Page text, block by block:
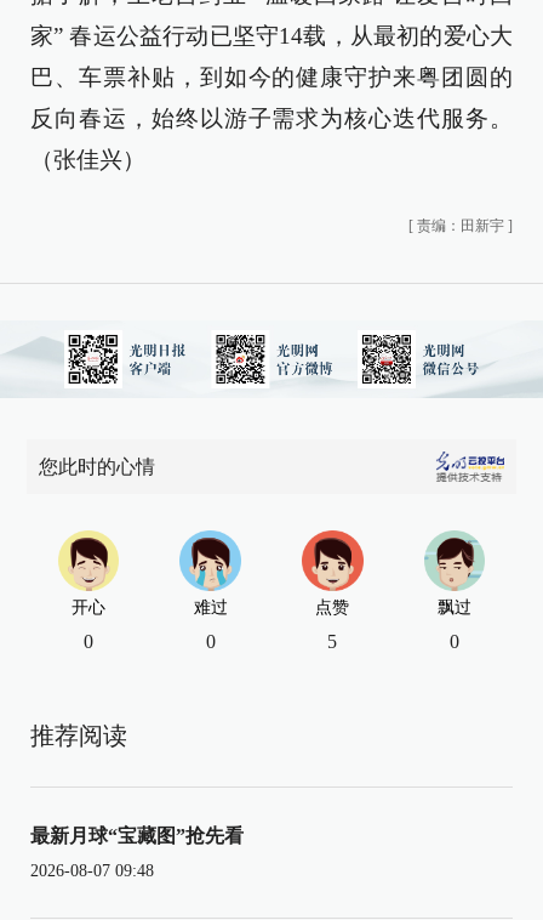
家” 春运公益行动已坚守14载，从最初的爱心大
巴、车票补贴，到如今的健康守护来粤团圆的
反向春运，始终以游子需求为核心迭代服务。
（张佳兴）
[ 责编：田新宇 ]
您此时的心情
开心
0
难过
0
点赞
5
飘过
0
推荐阅读
最新月球“宝藏图”抢先看
2026-08-07 09:48